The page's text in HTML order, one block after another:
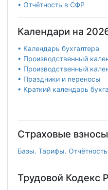
• Отчётность в СФР
Календари на
• Календарь бухгалтера
• Производственный
• Производственный
• Праздники и переносы
• Краткий календарь
Страховые
Базы. Тарифы. Отчётность
Трудовой Кодекс